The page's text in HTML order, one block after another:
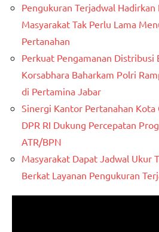
Pengukuran Terjadwal Hadirkan
Masyarakat Tak Perlu Lama
Pertanahan
Perkuat Pengamanan
Korsabhara Baharkam Polri
di Pertamina Jabar
Sinergi Kantor Pertanahan Kota
DPR RI Dukung Percepatan
ATR/BPN
Masyarakat Dapat Jadwal Ukur
Berkat Layanan Pengukuran